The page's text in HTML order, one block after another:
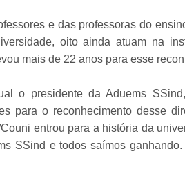
e das professoras do
oito ainda atuam na
mais de 22 anos para esse
o presidente da Aduems
para o reconhecimento desse
entrou para a história da
SSind e todos saímos